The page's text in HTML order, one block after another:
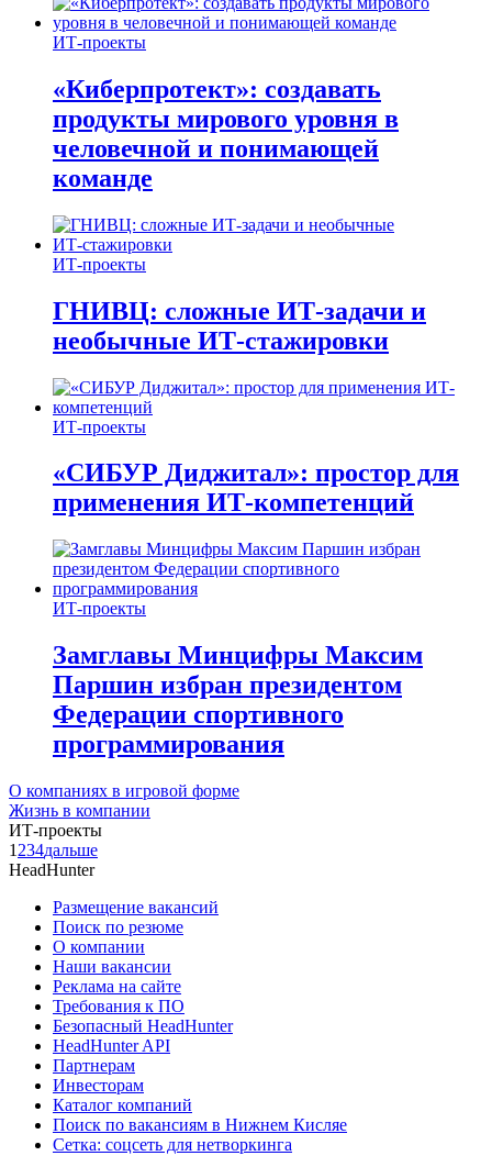
ИТ-проекты
«Киберпротект»: создавать
продукты мирового уровня в
человечной и понимающей
команде
ИТ-проекты
ГНИВЦ: сложные ИТ‑задачи и
необычные ИТ‑стажировки
ИТ-проекты
«СИБУР Диджитал»: простор для
применения ИТ-компетенций
ИТ-проекты
Замглавы Минцифры Максим
Паршин избран президентом
Федерации спортивного
программирования
О компаниях в игровой форме
Жизнь в компании
ИТ-проекты
1 234дальше
HeadHunter
Размещение вакансий
Поиск по резюме
О компании
Наши вакансии
Реклама на сайте
Требования к ПО
Безопасный HeadHunter
HeadHunter API
Партнерам
Инвесторам
Каталог компаний
Поиск по вакансиям в Нижнем Кисляе
Сетка: соцсеть для нетворкинга